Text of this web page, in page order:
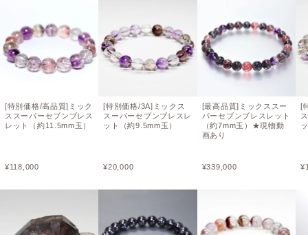
[特別価格/高品質]ミック
ススーパーセブンブレス
レット（約11.5mm玉）
¥118,000
[特別価格/3A]ミックス
スーパーセブンブレスレ
ット（約9.5mm玉）
¥20,000
[最高品質]ミックススー
パーセブンブレスレット
（約7mm玉）★現物動
画あり
¥339,000
[
¥